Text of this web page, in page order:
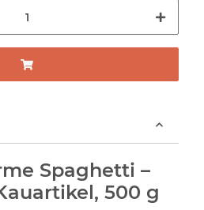
Spaghetti –
500 g